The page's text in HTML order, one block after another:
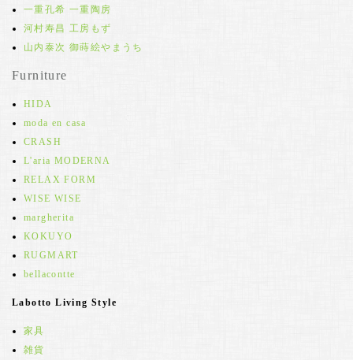
一重孔希 一重陶房
河村寿昌 工房もず
山内泰次 御蒔絵やまうち
Furniture
HIDA
moda en casa
CRASH
L'aria MODERNA
RELAX FORM
WISE WISE
margherita
KOKUYO
RUGMART
bellacontte
Labotto Living Style
家具
雑貨